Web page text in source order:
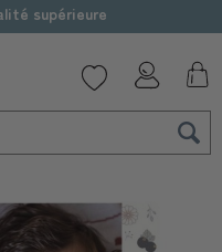
supérieure